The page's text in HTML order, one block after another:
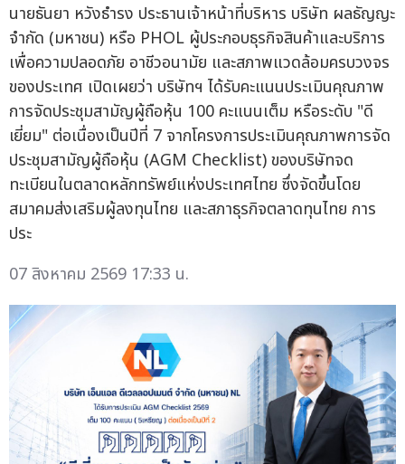
นายธันยา หวังธำรง ประธานเจ้าหน้าที่บริหาร บริษัท ผลธัญญะ
จำกัด (มหาชน) หรือ PHOL ผู้ประกอบธุรกิจสินค้าและบริการ
เพื่อความปลอดภัย อาชีวอนามัย และสภาพแวดล้อมครบวงจร
ของประเทศ เปิดเผยว่า บริษัทฯ ได้รับคะแนนประเมินคุณภาพ
การจัดประชุมสามัญผู้ถือหุ้น 100 คะแนนเต็ม หรือระดับ "ดี
เยี่ยม" ต่อเนื่องเป็นปีที่ 7 จากโครงการประเมินคุณภาพการจัด
ประชุมสามัญผู้ถือหุ้น (AGM Checklist) ของบริษัทจด
ทะเบียนในตลาดหลักทรัพย์แห่งประเทศไทย ซึ่งจัดขึ้นโดย
สมาคมส่งเสริมผู้ลงทุนไทย และสภาธุรกิจตลาดทุนไทย การ
ประ
07 สิงหาคม 2569 17:33 น.